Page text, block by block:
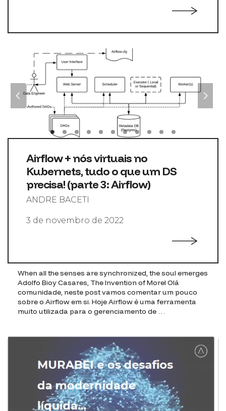
Airflow + nós virtuais no
Kubernets, tudo o que um DS
precisa! (parte 3: Airflow)
ANDRE BACETI
3 de novembro de 2022
When all the senses are synchronized, the soul emerges
Adolfo Bioy Casares, The Invention of Morel Olá
comunidade, neste post vamos comentar um pouco
sobre o Airflow em si. Hoje Airflow é uma ferramenta
muito utilizada para o gerenciamento de …